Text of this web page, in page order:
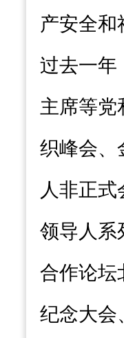
产安全和
过去一年
主席等党
织峰会、
人非正
领导人系
合作论坛
纪念大会